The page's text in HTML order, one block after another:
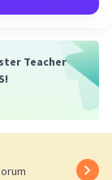
Teacher